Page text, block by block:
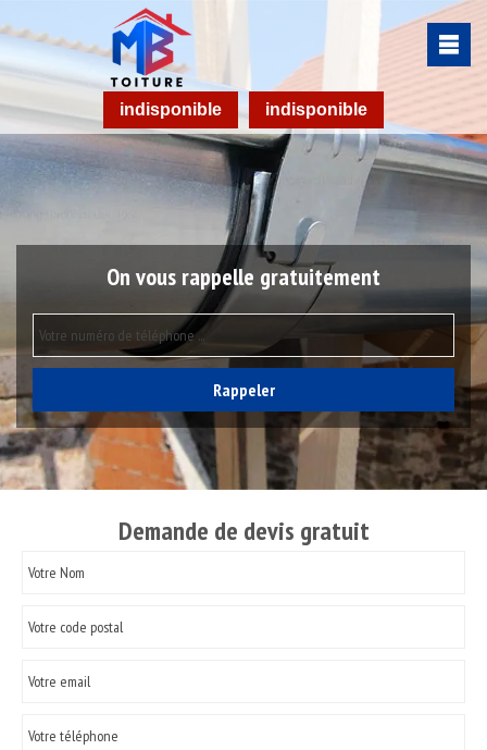
indisponible indisponible
On vous rappelle gratuitement
Demande de devis gratuit